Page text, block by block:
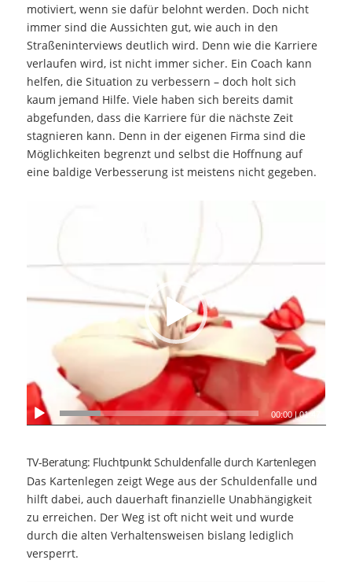
motiviert, wenn sie dafür belohnt werden. Doch nicht
immer sind die Aussichten gut, wie auch in den
Straßeninterviews deutlich wird. Denn wie die Karriere
verlaufen wird, ist nicht immer sicher. Ein Coach kann
helfen, die Situation zu verbessern – doch holt sich
kaum jemand Hilfe. Viele haben sich bereits damit
abgefunden, dass die Karriere für die nächste Zeit
stagnieren kann. Denn in der eigenen Firma sind die
Möglichkeiten begrenzt und selbst die Hoffnung auf
eine baldige Verbesserung ist meistens nicht gegeben.
00:00|01:47
TV-Beratung: Fluchtpunkt Schuldenfalle durch Kartenlegen
Das Kartenlegen zeigt Wege aus der Schuldenfalle und
hilft dabei, auch dauerhaft finanzielle Unabhängigkeit
zu erreichen. Der Weg ist oft nicht weit und wurde
durch die alten Verhaltensweisen bislang lediglich
versperrt.